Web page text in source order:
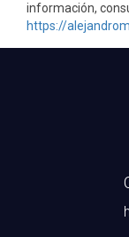
información,
https://